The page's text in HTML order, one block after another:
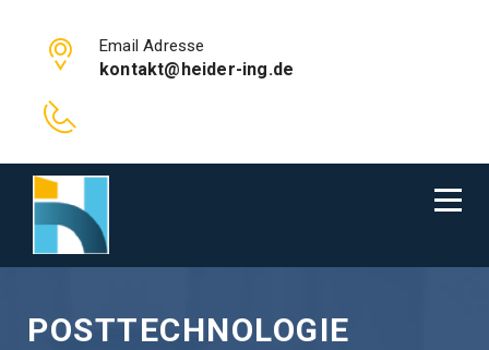
Email Adresse
kontakt@heider-ing.de
POSTTECHNOLOGIE